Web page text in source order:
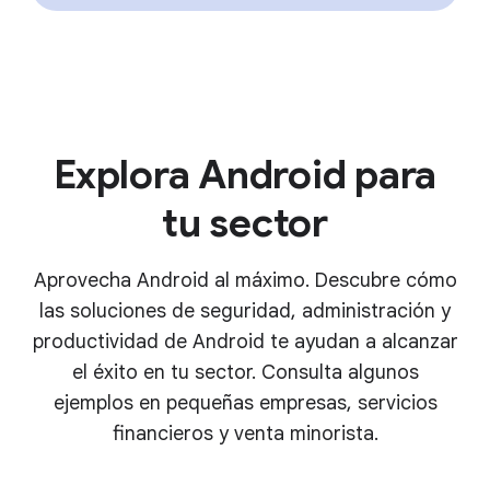
Explora Android para
tu sector
Aprovecha Android al máximo. Descubre cómo
las soluciones de seguridad, administración y
productividad de Android te ayudan a alcanzar
el éxito en tu sector. Consulta algunos
ejemplos en pequeñas empresas, servicios
financieros y venta minorista.